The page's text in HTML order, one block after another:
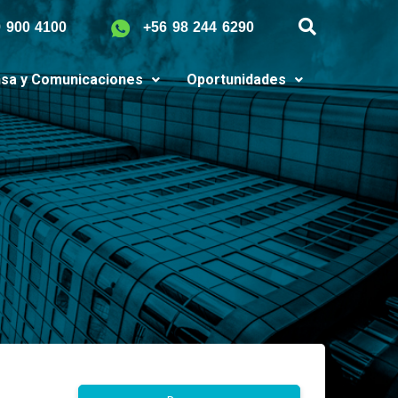
900 4100 +56 98 244 6290
y Comunicaciones Oportunidades